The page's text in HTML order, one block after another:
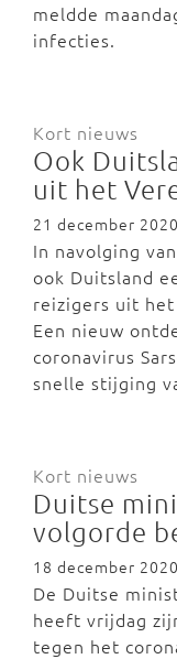
meldde
infecties.
Kort nieuws
Ook
uit het
21 december
In navolging
ook Duitsland
reizigers uit
Een nieuw
coronavirus
snelle stijging
Kort nieuws
Duitse
volgorde
18 december
De Duitse
heeft vrijdag
tegen het